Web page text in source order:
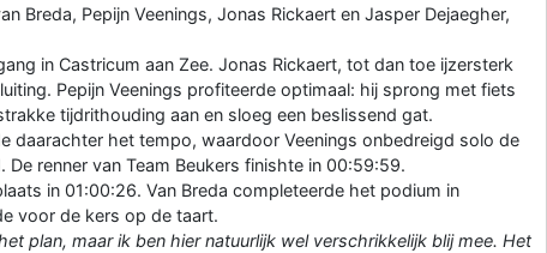
Breda, Pepijn Veenings, Jonas Rickaert en Jasper Dejaegher,
in Castricum aan Zee. Jonas Rickaert, tot dan toe ijzersterk
Pepijn Veenings profiteerde optimaal: hij sprong met fiets
tijdrithouding aan en sloeg een beslissend gat.
daarachter het tempo, waardoor Veenings onbedreigd solo de
renner van Team Beukers finishte in 00:59:59.
in 01:00:26. Van Breda completeerde het podium in
voor de kers op de taart.
plan, maar ik ben hier natuurlijk wel verschrikkelijk blij mee. Het